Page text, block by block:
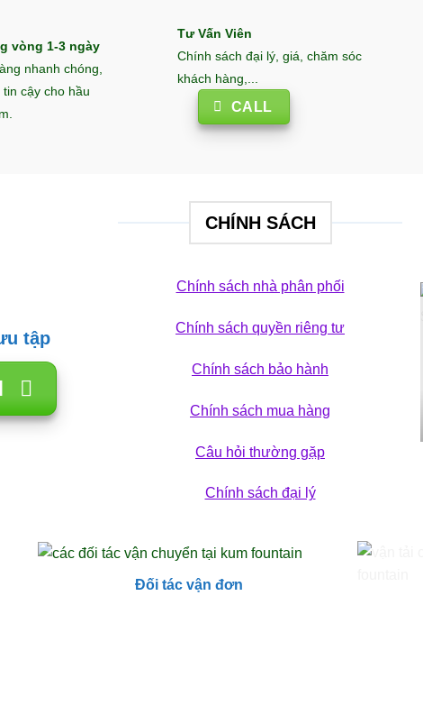
vòng 1-3 ngày
nhanh chóng,
cậy cho hầu
Tư Vấn Viên
Chính sách đại lý, giá, chăm sóc
khách hàng,...
CALL
tập
CHÍNH SÁCH
Chính sách nhà phân phối
Chính sách quyền riêng tư
Chính sách bảo hành
Chính sách mua hàng
Câu hỏi thường gặp
Chính sách đại lý
Đối tác vận đơn